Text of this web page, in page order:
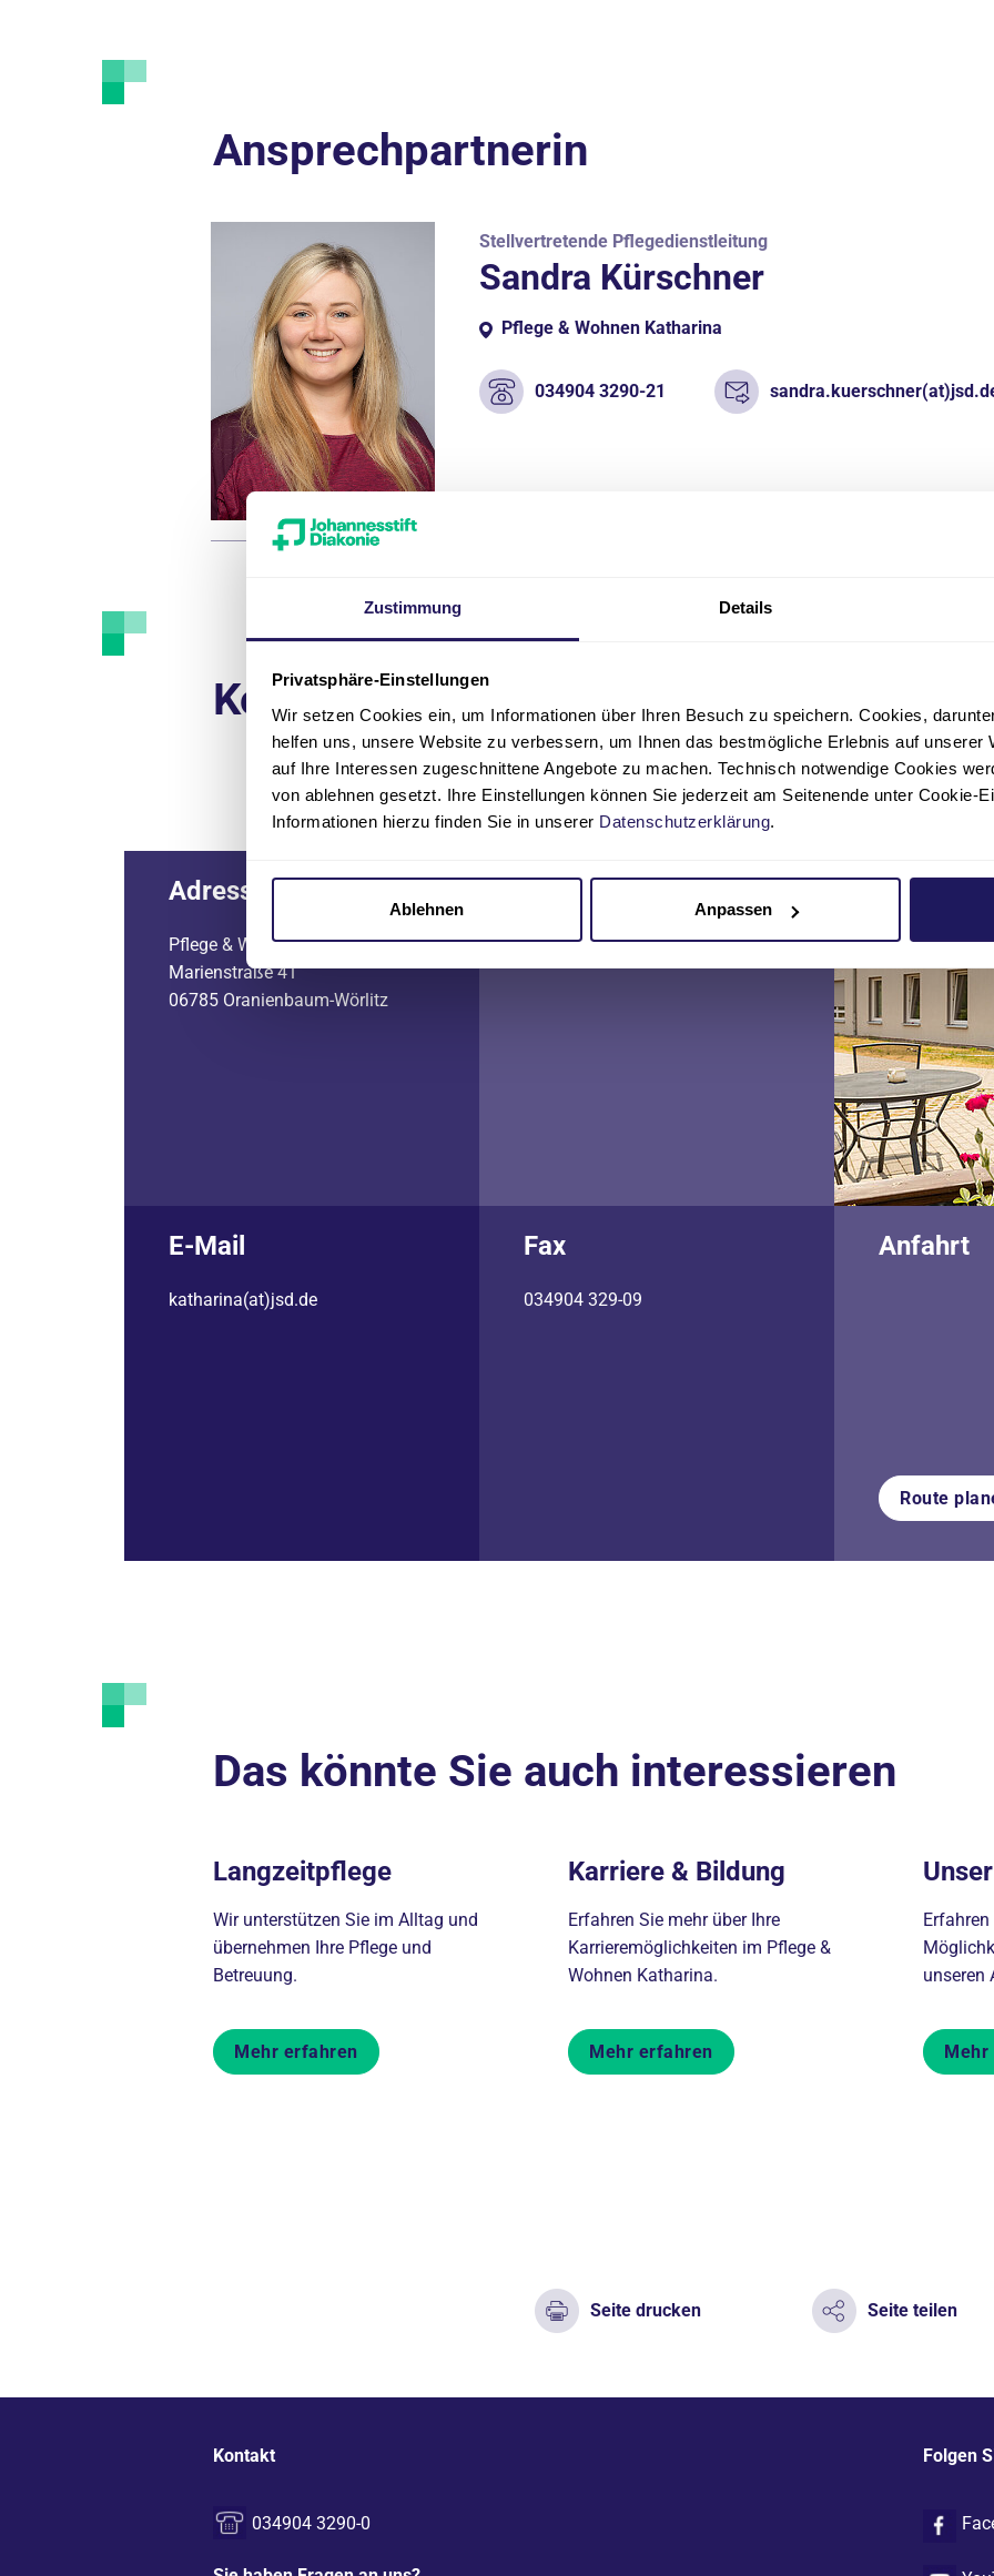
Zustimmung Details
Privatsphäre-Einstellungen
Wir setzen Cookies ein, um Informationen über Ihren Besuch zu speichern. Cookies,
helfen uns, unsere Website zu verbessern, um Ihnen das bestmögliche Erlebnis auf unserer
auf Ihre Interessen zugeschnittene Angebote zu machen. Technisch notwendige Cookies
von ablehnen gesetzt. Ihre Einstellungen können Sie jederzeit am Seitenende unter Cookie-
Informationen hierzu finden Sie in unserer Datenschutzerklärung.
Ablehnen Anpassen
Ansprechpartnerin
Stellvertretende Pflegedienstleitung
Sandra Kürschner
Pflege & Wohnen Katharina
034904 3290-21
Kontakt
Adresse
Pflege & Wohnen Katharina
Marienstraße 41
06785 Oranienbaum-Wörlitz
Telefon
034904 329-00
E-Mail
katharina(at)jsd.de
Fax
034904 329-09
Anfahrt
Route
Das könnte Sie auch interessieren
Langzeitpflege
Wir unterstützen Sie im Alltag und
übernehmen Ihre Pflege und
Betreuung.
Mehr erfahren
Karriere & Bildung
Erfahren Sie mehr über Ihre
Karrieremöglichkeiten im Pflege &
Wohnen Katharina.
Mehr erfahren
unseren
Mehr
Seite drucken Seite teilen
Kontakt
034904 3290-0
Folgen